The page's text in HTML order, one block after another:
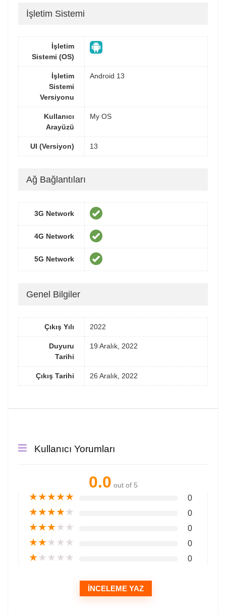
İşletim Sistemi
İşletim
Sistemi (OS)
İşletim
Sistemi
Versiyonu
Android 13
Kullanıcı
Arayüzü
My OS
UI (Versiyon) 13
Ağ Bağlantıları
3G Network
4G Network
5G Network
Genel Bilgiler
Çıkış Yılı 2022
Duyuru
Tarihi
19 Aralık, 2022
Çıkış Tarihi 26 Aralık, 2022
Kullanıcı Yorumları
0.0 out of 5
★★★★★ 0
★★★★★ 0
★★★★★ 0
★★★★★ 0
★★★★★ 0
İNCELEME YAZ